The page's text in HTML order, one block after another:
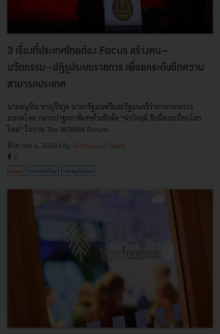
3 เรื่องที่ประเทศไทยต้อง Focus สร้างคน–
นวัตกรรม–ปฏิรูประบบราชการ เพื่อยกระดับขีดความ
สามารถประเทศ
นายอนุทิน ชาญวีรกูล นายกรัฐมนตรีและรัฐมนตรีว่าการกระทรวง
มหาดไทย กล่าวปาฐกถาพิเศษในหัวข้อ “ฝ่าวิกฤติ รับมือระเบียบโลก
ใหม่” ในงาน The INTANIA Forum
สิงหาคม 6, 2026 | By Techsauce Team
0
News ประเทศไทย เศรษฐกิจไทย